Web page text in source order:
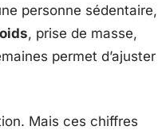
personne sédentaire,
, prise de masse,
permet d’ajuster
Mais ces chiffres